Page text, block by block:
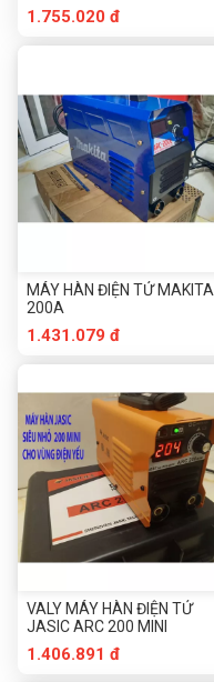
1.755.020 đ
MÁY HÀN ĐIỆN TỬ MAKITA
200A
1.431.079 đ
VALY MÁY HÀN ĐIỆN TỬ
JASIC ARC 200 MINI
1.406.891 đ